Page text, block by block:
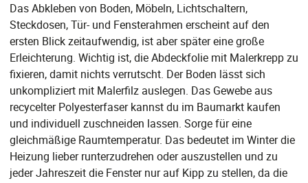
Das Abkleben von Boden, Möbeln, Lichtschaltern,
Steckdosen, Tür- und Fensterahmen erscheint auf den
ersten Blick zeitaufwendig, ist aber später eine große
Erleichterung. Wichtig ist, die Abdeckfolie mit Malerkrepp zu
fixieren, damit nichts verrutscht. Der Boden lässt sich
unkompliziert mit Malerfilz auslegen. Das Gewebe aus
recycelter Polyesterfaser kannst du im Baumarkt kaufen
und individuell zuschneiden lassen. Sorge für eine
gleichmäßige Raumtemperatur. Das bedeutet im Winter die
Heizung lieber runterzudrehen oder auszustellen und zu
jeder Jahreszeit die Fenster nur auf Kipp zu stellen, da die